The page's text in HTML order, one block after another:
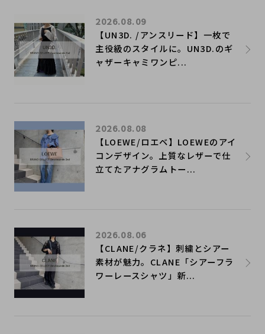
【UN3D. /アンスリード】一枚で
主役級のスタイルに。UN3D.のギ
ャザーキャミワンピ...
2026.08.09
【LOEWE/ロエベ】LOEWEのアイ
コンデザイン。上質なレザーで仕
立てたアナグラムトー...
2026.08.08
【CLANE/クラネ】刺繍とシアー
素材が魅力。CLANE「シアーフラ
ワーレースシャツ」新...
2026.08.06